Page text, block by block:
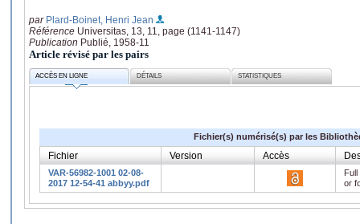
par Plard-Boinet, Henri Jean
Référence Universitas, 13, 11, page (1141-1147)
Publication Publié, 1958-11
Article révisé par les pairs
ACCÈS EN LIGNE DÉTAILS STATISTIQUES
Fichier(s) numérisé(s) par les
Fichier Version Accès
VAR-56982-1001 02-08-
2017 12-54-41 abbyy.pdf
or